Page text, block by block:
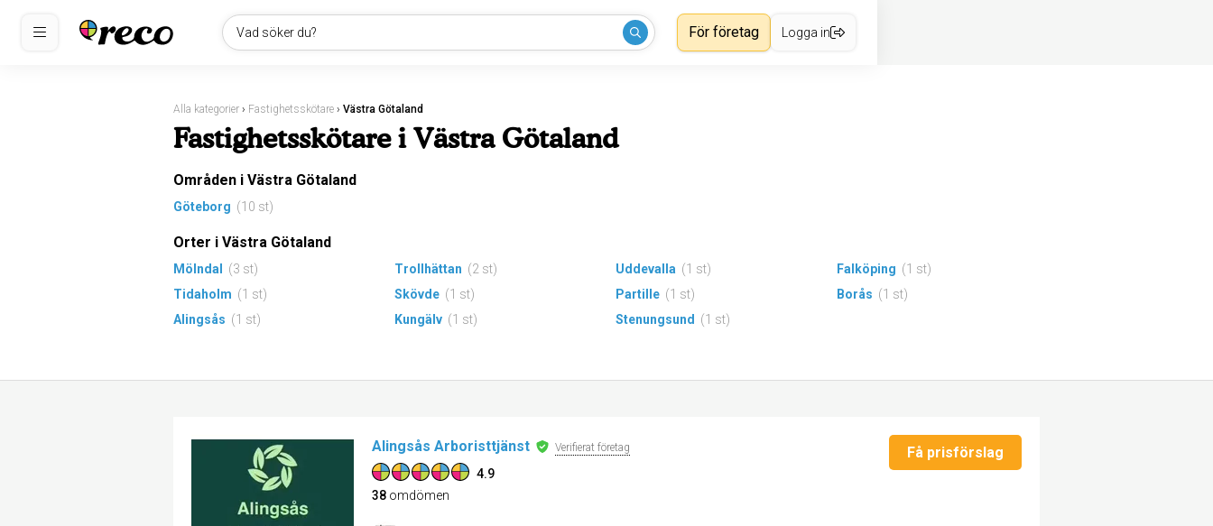
Vad söker du? För företag Logga in
Alla kategorier › Fastighetsskötare › Västra Götaland
Fastighetsskötare i Västra Götaland
Områden i Västra Götaland
Göteborg (10 st)
Orter i Västra Götaland
Mölndal (3 st) Trollhättan (2 st) Uddevalla (1 st) Falköping (1 st)
Tidaholm (1 st) Skövde (1 st) Partille (1 st) Borås (1 st)
Alingsås (1 st) Kungälv (1 st) Stenungsund (1 st)
Alingsås Arboristtjänst Verifierat företag
4.9
38 omdömen
Få prisförslag